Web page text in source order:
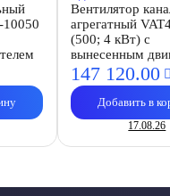
10050
Вентилятор
агрегатный
(500; 4 кВт) с
вынесенным
147 120.00
Добавить в
17.08.26